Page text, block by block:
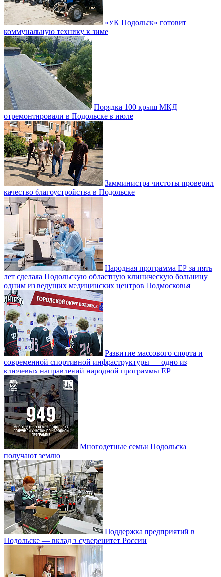
«УК Подольск» готовит
коммунальную технику к зиме
Порядка 100 крыш МКД
отремонтировали в Подольске в июле
Замминистра чистоты проверил
качество благоустройства в Подольске
Народная программа ЕР за пять
лет сделала Подольскую областную клиническую больницу
одним из ведущих медицинских центров Подмосковья
Развитие массового спорта и
современной спортивной инфраструктуры — одно из
ключевых направлений народной программы ЕР
Многодетные семьи Подольска
получают землю
Поддержка предприятий в
Подольске — вклад в суверенитет России